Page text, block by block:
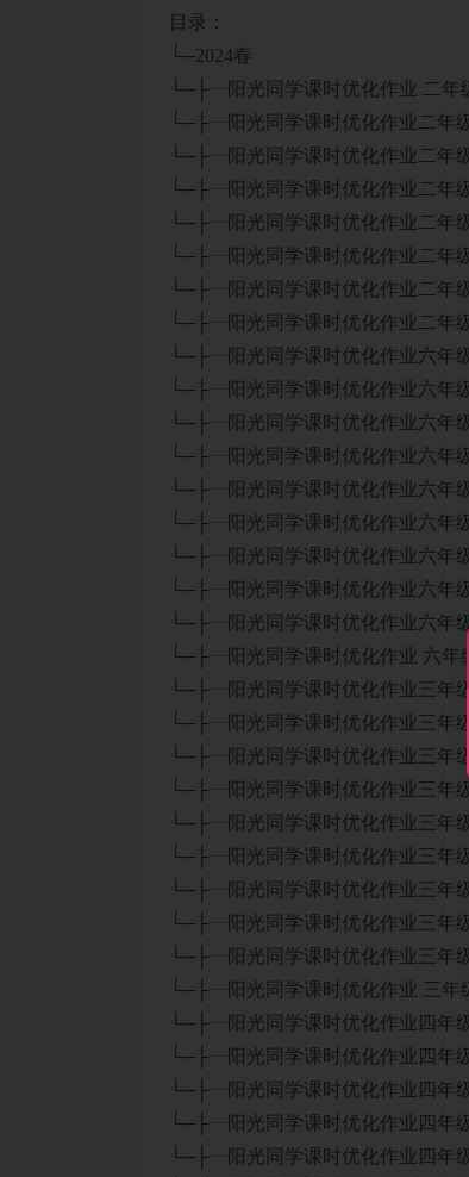
目录：
└─2024春
└─├┈阳光同学课时优化作业 二年
└─├┈阳光同学课时优化作业二年
└─├┈阳光同学课时优化作业二年
└─├┈阳光同学课时优化作业二年
└─├┈阳光同学课时优化作业二年
└─├┈阳光同学课时优化作业二年
└─├┈阳光同学课时优化作业二年
└─├┈阳光同学课时优化作业二年
└─├┈阳光同学课时优化作业六年
└─├┈阳光同学课时优化作业六年
└─├┈阳光同学课时优化作业六年
└─├┈阳光同学课时优化作业六年
└─├┈阳光同学课时优化作业六年
└─├┈阳光同学课时优化作业六年
└─├┈阳光同学课时优化作业六年
└─├┈阳光同学课时优化作业六年
└─├┈阳光同学课时优化作业六年
└─├┈阳光同学课时优化作业 六年
└─├┈阳光同学课时优化作业三年
└─├┈阳光同学课时优化作业三年
└─├┈阳光同学课时优化作业三年
└─├┈阳光同学课时优化作业三年
└─├┈阳光同学课时优化作业三年
└─├┈阳光同学课时优化作业三年
└─├┈阳光同学课时优化作业三年
└─├┈阳光同学课时优化作业三年
└─├┈阳光同学课时优化作业三年
└─├┈阳光同学课时优化作业 三年
└─├┈阳光同学课时优化作业四年
└─├┈阳光同学课时优化作业四年
└─├┈阳光同学课时优化作业四年
└─├┈阳光同学课时优化作业四年
└─├┈阳光同学课时优化作业四年